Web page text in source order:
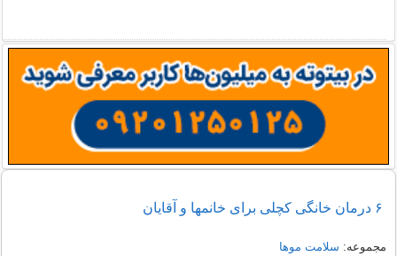
۶ درمان خانگی کچلی برای خانمها و آقایان
مجموعه: سلامت موها